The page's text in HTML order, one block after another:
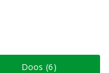
Doos (6)